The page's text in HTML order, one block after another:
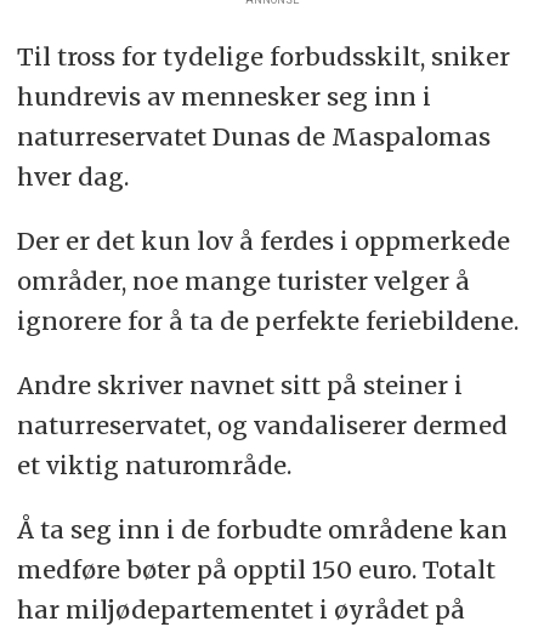
Til tross for tydelige forbudsskilt, sniker
hundrevis av mennesker seg inn i
naturreservatet Dunas de Maspalomas
hver dag.
Der er det kun lov å ferdes i oppmerkede
områder, noe mange turister velger å
ignorere for å ta de perfekte feriebildene.
Andre skriver navnet sitt på steiner i
naturreservatet, og vandaliserer dermed
et viktig naturområde.
Å ta seg inn i de forbudte områdene kan
medføre bøter på opptil 150 euro. Totalt
har miljødepartementet i øyrådet på